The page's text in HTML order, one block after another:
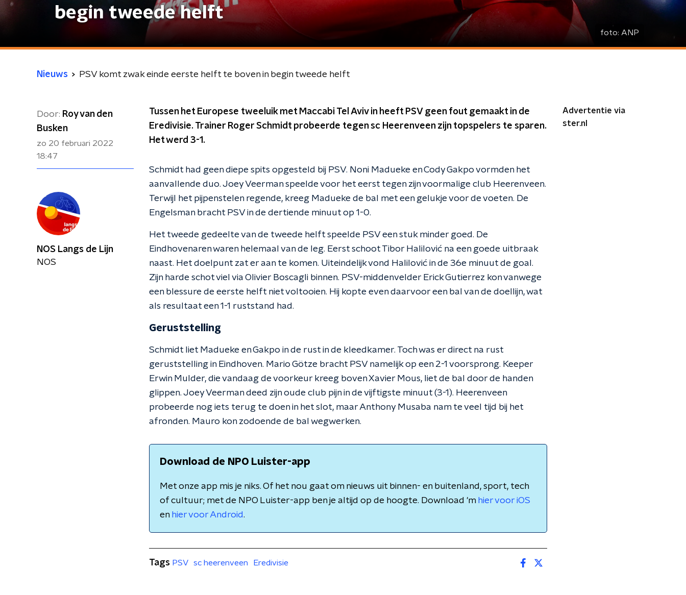
begin tweede helft
foto: ANP
Nieuws PSV komt zwak einde eerste helft te boven in begin tweede helft
Door: Roy van den
Busken
zo 20 februari 2022
18:47
Tussen het Europese tweeluik met Maccabi Tel Aviv in heeft PSV geen fout gemaakt in de
Eredivisie. Trainer Roger Schmidt probeerde tegen sc Heerenveen zijn topspelers te sparen.
Het werd 3-1.
Schmidt had geen diepe spits opgesteld bij PSV. Noni Madueke en Cody Gakpo vormden het
aanvallende duo. Joey Veerman speelde voor het eerst tegen zijn voormalige club Heerenveen.
Terwijl het pijpenstelen regende, kreeg Madueke de bal met een gelukje voor de voeten. De
Engelsman bracht PSV in de dertiende minuut op 1-0.
Het tweede gedeelte van de tweede helft speelde PSV een stuk minder goed. De
Eindhovenaren waren helemaal van de leg. Eerst schoot Tibor Halilović na een goede uitbraak
naast. Het doelpunt zat er aan te komen. Uiteindelijk vond Halilović in de 36e minuut de goal.
Zijn harde schot viel via Olivier Boscagli binnen. PSV-middenvelder Erick Gutierrez kon vanwege
een blessure de eerste helft niet voltooien. Hij kopte even daarvoor een bal van de doellijn, wat
als resultaat een 1-1 ruststand had.
Geruststelling
Schmidt liet Madueke en Gakpo in de rust in de kleedkamer. Toch was er direct na rust
geruststelling in Eindhoven. Mario Götze bracht PSV namelijk op een 2-1 voorsprong. Keeper
Erwin Mulder, die vandaag de voorkeur kreeg boven Xavier Mous, liet de bal door de handen
glippen. Joey Veerman deed zijn oude club pijn in de vijftigste minuut (3-1). Heerenveen
probeerde nog iets terug te doen in het slot, maar Anthony Musaba nam te veel tijd bij het
afronden. Mauro kon zodoende de bal wegwerken.
Download de NPO Luister-app
Met onze app mis je niks. Of het nou gaat om nieuws uit binnen- en buitenland, sport, tech
of cultuur; met de NPO Luister-app ben je altijd op de hoogte. Download 'm hier voor iOS
en hier voor Android.
Advertentie via
ster.nl
NOS Langs de Lijn
NOS
Tags PSV sc heerenveen Eredivisie